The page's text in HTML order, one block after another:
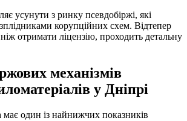
усунути з ринку псевдобіржі, які
корупційних схем. Відтепер
отримати ліцензію, проходить детальну
механізмів
у Дніпрі
один із найнижчих показників